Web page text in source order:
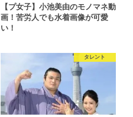
【プ女子】小池美由のモノマネ動
画！苦労人でも水着画像が可愛
い！
タレント